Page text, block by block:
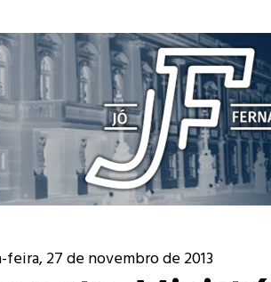
feira, 27 de novembro de 2013